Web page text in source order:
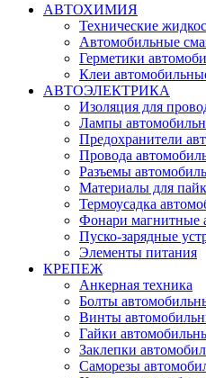
АВТОХИМИЯ
Технические
Автомобильные
Герметики
Клеи
АВТОЭЛЕКТРИКА
Изоляция для
Лампы
Предохранители
Провода
Разъемы
Материалы для
Термоусадка
Фонари магнитные
Пуско-зарядные
Элементы питания
КРЕПЕЖ
Анкерная техника
Болты
Винты
Гайки
Заклепки
Саморезы